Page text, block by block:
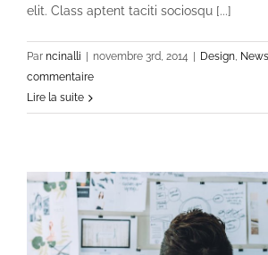
elit. Class aptent taciti sociosqu [...]
Par ncinalli | novembre 3rd, 2014 | Design, News
commentaire
Lire la suite